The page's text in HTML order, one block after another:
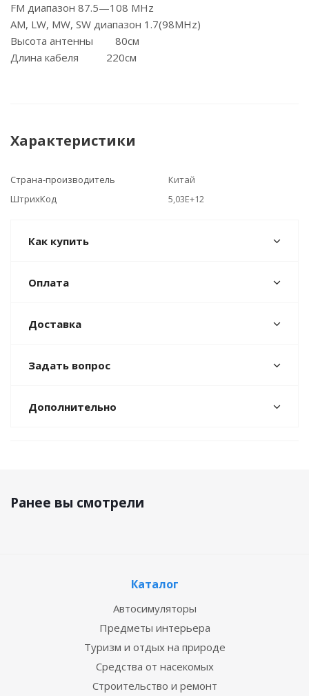
FM диапазон 87.5—108 MHz
AM, LW, MW, SW диапазон 1.7(98MHz)
Высота антенны 80см
Длина кабеля 220см
Характеристики
Страна-производитель
Китай
ШтрихКод
5,03E+12
Как купить
Оплата
Доставка
Задать вопрос
Дополнительно
Ранее вы смотрели
Каталог
Автосимуляторы
Предметы интерьера
Туризм и отдых на природе
Средства от насекомых
Строительство и ремонт